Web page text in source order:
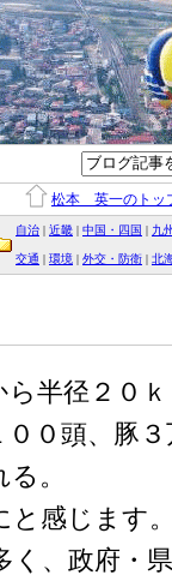
松本 英一のトッ
自治 | 近畿 | 中国・四国 | 九
交通 | 環境 | 外交・防衛 | 北
半径２０
００頭、豚
。
感じます
く、政府・